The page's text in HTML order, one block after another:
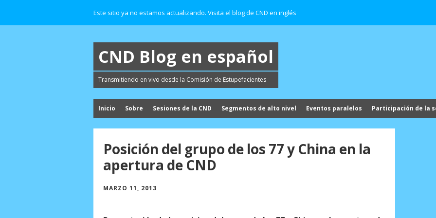
Este sitio ya no estamos actualizando. Visita el blog de CND en inglés
CND Blog en español
Transmitiendo en vivo desde la Comisión de Estupefacientes
Inicio Sobre Sesiones de la CND Segmentos de alto nivel Eventos paralelos Participación de la
Posición del grupo de los 77 y China en la
apertura de CND
MARZO 11, 2013